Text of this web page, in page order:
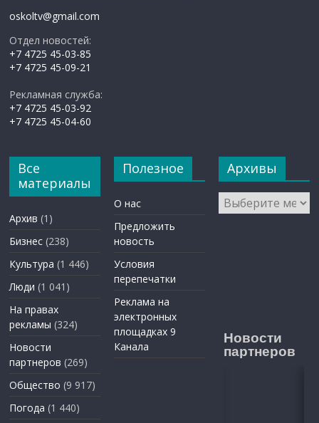
oskoltv@gmail.com
Отдел новостей:
+7 4725 45-03-85
+7 4725 45-09-21
Рекламная служба:
+7 4725 45-03-92
+7 4725 45-04-60
Все
материалы
Архив (1)
Бизнес (238)
Культура (1 446)
Люди (1 041)
На правах
рекламы (324)
Новости
партнеров (269)
Общество (9 917)
Погода (1 440)
Полезное
О нас
Предложить
новость
Условия
перепечатки
Реклама на
электронных
площадках 9
Канала
Архивы
Архивы
Новости
партнеров